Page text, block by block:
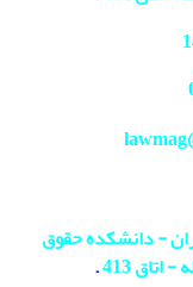
- دانشکده حقوق
.